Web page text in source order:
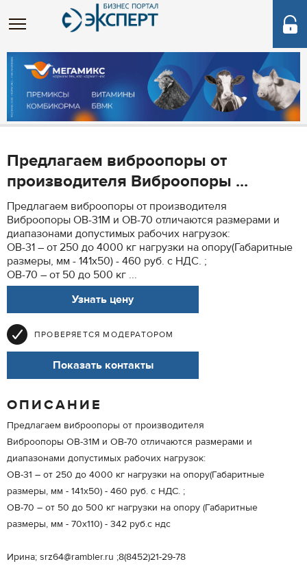
Предлагаем виброопоры от
производителя Виброопоры ...
Предлагаем виброопоры от производителя
Виброопоры ОВ-31М и ОВ-70 отличаются размерами и
диапазонами допустимых рабочих нагрузок:
ОВ-31 – от 250 до 4000 кг нагрузки на опору(Габаритные
размеры, мм - 141х50) - 460 руб. с НДС. ;
ОВ-70 – от 50 до 500 кг ...
Узнать цену
ПРОВЕРЯЕТСЯ МОДЕРАТОРОМ
Показать контакты
ОПИСАНИЕ
Предлагаем виброопоры от производителя
Виброопоры ОВ-31М и ОВ-70 отличаются размерами и
диапазонами допустимых рабочих нагрузок:
ОВ-31 – от 250 до 4000 кг нагрузки на опору(Габаритные
размеры, мм - 141х50) - 460 руб. с НДС. ;
ОВ-70 – от 50 до 500 кг нагрузки на опору (Габаритные
размеры, мм - 70х110) - 342 руб.с ндс
Ирина; srz64@rambler.ru ;8(8452)21-29-78